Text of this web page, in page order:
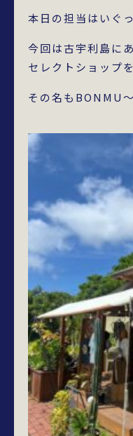
本日の担当はいぐ
今回は古宇利島に
セレクトショップ
その名もBONMU